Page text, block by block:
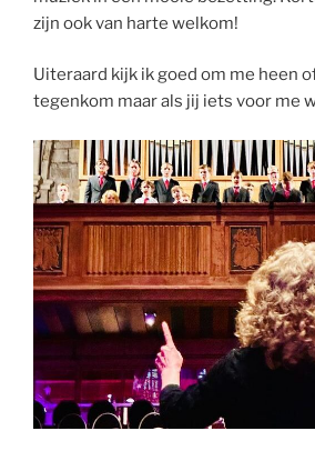
zijn ook van harte welkom!
Uiteraard kijk ik goed om me heen
tegenkom maar als jij iets voor me